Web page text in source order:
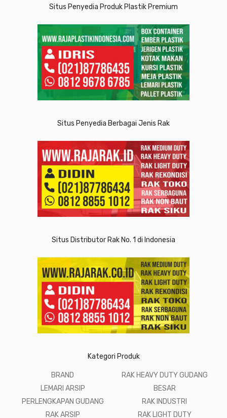
Situs Penyedia Produk Plastik Premium
Situs Penyedia Berbagai Jenis Rak
Situs Distributor Rak No. 1 di Indonesia
Kategori Produk
BRAND
LEMARI ARSIP
PERLENGKAPAN GUDANG
RAK ARSIP
RAK HEAVY DUTY GUDANG
BESAR
RAK INDUSTRI
RAK LIGHT DUTY